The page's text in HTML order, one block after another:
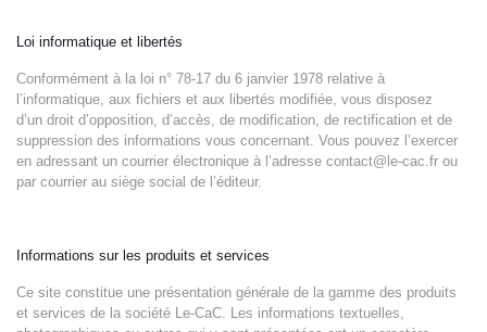
Loi informatique et libertés
Conformément à la loi n° 78-17 du 6 janvier 1978 relative à
l’informatique, aux fichiers et aux libertés modifiée, vous disposez
d’un droit d’opposition, d’accès, de modification, de rectification et de
suppression des informations vous concernant. Vous pouvez l’exercer
en adressant un courrier électronique à l’adresse contact@le-cac.fr ou
par courrier au siège social de l’éditeur.
Informations sur les produits et services
Ce site constitue une présentation générale de la gamme des produits
et services de la société Le-CaC. Les informations textuelles,